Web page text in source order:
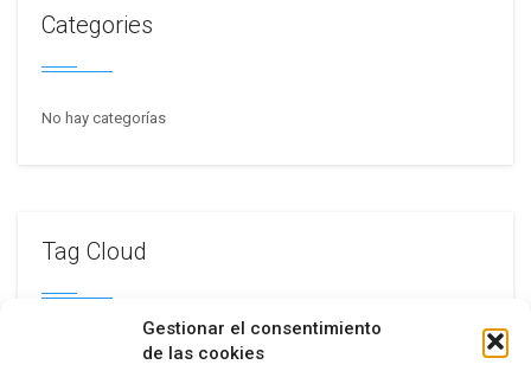
Gestionar el consentimiento
de las cookies
Categories
No hay categorías
Tag Cloud
new year